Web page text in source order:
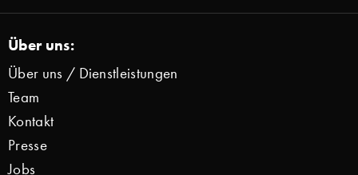
Über uns:
Über uns / Dienstleistungen
Team
Kontakt
Presse
Jobs